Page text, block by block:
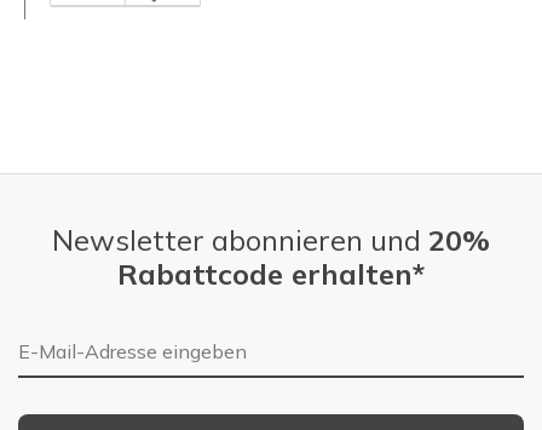
Newsletter abonnieren und 20%
Rabattcode erhalten*
E-Mail-Adresse